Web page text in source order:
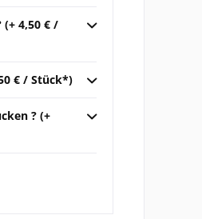
4,50 € /
€ / Stück*)
? (+